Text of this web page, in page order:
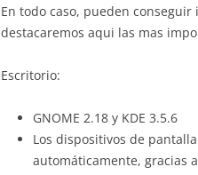
En todo caso, pueden
destacaremos aqui las mas
Escritorio:
GNOME 2.18 y KDE 3.5.6
Los dispositivos de
automáticamente, gracias